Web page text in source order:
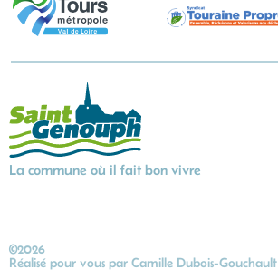
La commune où il fait bon vivre
©2026
Réalisé pour vous par Camille Dubois-Gouchault